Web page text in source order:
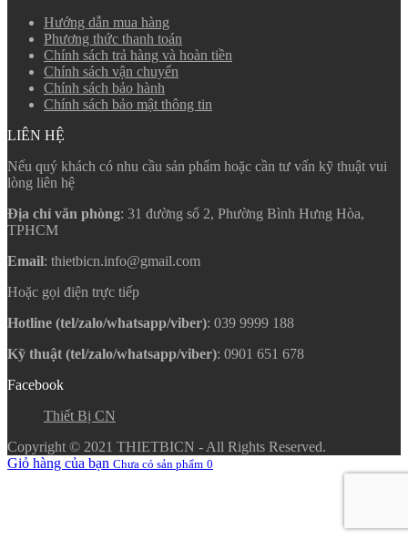
Hướng dẫn mua hàng
Phương thức thanh toán
Chính sách trả hàng và hoàn tiền
Chính sách vận chuyển
Chính sách bảo hành
Chính sách bảo mật thông tin
LIÊN HỆ
Nếu quý khách có nhu cầu sản phẩm hoặc cần tư vấn kỹ thuật vui
lòng liên hệ
Địa chỉ văn phòng: 31 đường số 2, Phường Bình Hưng Hòa,
TPHCM
Email: thietbicn.info@gmail.com
Hoặc gọi điện trực tiếp
Hotline (tel/zalo/whatsapp/viber): 039 9999 188
Kỹ thuật (tel/zalo/whatsapp/viber): 0901 651 678
Facebook
Thiết Bị CN
Copyright © 2021 THIETBICN - All Rights Reserved.
Giỏ hàng của bạn Chưa có sản phẩm 0